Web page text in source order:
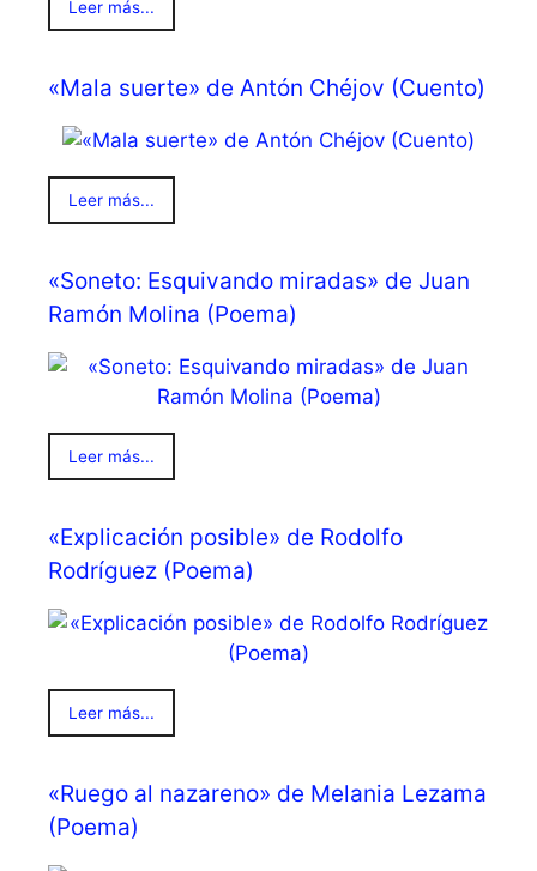
Leer más...
«Mala suerte» de Antón Chéjov (Cuento)
Leer más...
«Soneto: Esquivando miradas» de Juan
Ramón Molina (Poema)
Leer más...
«Explicación posible» de Rodolfo
Rodríguez (Poema)
Leer más...
«Ruego al nazareno» de Melania Lezama
(Poema)